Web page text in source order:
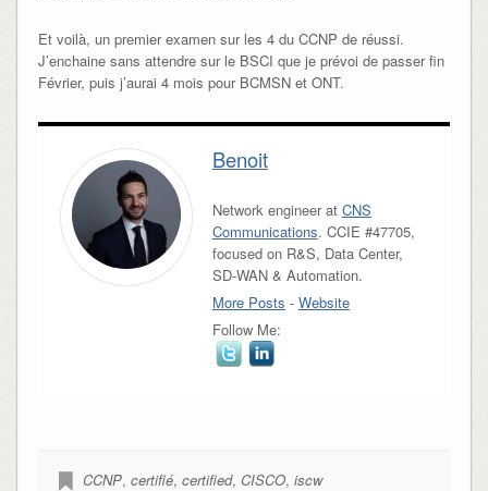
Et voilà, un premier examen sur les 4 du CCNP de réussi.
J’enchaine sans attendre sur le BSCI que je prévoi de passer fin
Février, puis j’aurai 4 mois pour BCMSN et ONT.
Benoit
Network engineer at CNS
Communications. CCIE #47705,
focused on R&S, Data Center,
SD-WAN & Automation.
More Posts - Website
Follow Me:
CCNP, certifié, certified, CISCO, iscw